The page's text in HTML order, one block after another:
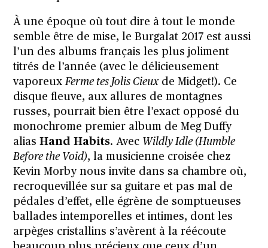
À une époque où tout dire à tout le monde
semble être de mise, le Burgalat 2017 est aussi
l’un des albums français les plus joliment
titrés de l’année (avec le délicieusement
vaporeuxFerme tes Jolis Cieuxde Midget!). Ce
disque fleuve, aux allures de montagnes
russes, pourrait bien être l’exact opposé du
monochrome premier album de Meg Duffy
aliasHand Habits. Avec Wildly Idle (Humble
Before the Void), la musicienne croisée chez
Kevin Morby nous invite dans sa chambre où,
recroquevillée sur sa guitare et pas mal de
pédales d’effet, elle égrène de somptueuses
ballades intemporelles et intimes, dont les
arpèges cristallins s’avèrent à la réécoute